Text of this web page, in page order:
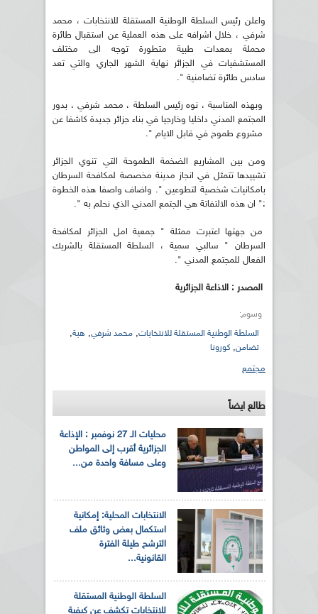
واعلن رئيس السلطة الوطنية المستقلة للانتخابات ، محمد
شرفي ، خلال اشرافه على هذه العملية عن استقبال طائرة
محملة بمعدات طبية متطورة توجه الى مختلف
المستشفيات في الجزائر نهاية الشهر الجاري والتي تعد
سادس طائرة تضامنية ".
وبهذه المناسبة ، نوه رئيس السلطة ، محمد شرفي ، بدور
المجتمع المدني داخليا وخارجيا في بناء جزائر جديدة كاشفا عن
مشروع طموح في قابل الايام ".
ومن بين المشاريع الضخمة الطموحة التي تنوي الجزائر
تشييدها تتمثل في انجاز مدينة مخصصة لمكافحة السرطان
بامكانيات شخصية لتطوعين ". واضاف واصفا هذه الخطوة
:" ان هذه الالتفاتة هي الجتمع المدني الذي نحلم به ".
من جهتها اعتبرت ممثلة " جمعية امل الجزائر لمكافحة
السرطان " سالبي سمية ، السلطة المستقلة بالشريك
الفعال للمجتمع المدني ".
المصدر : الاذاعة الجزائرية
وسوم:
السلطة الوطنية المستقلة للانتخابات, محمد شرفي, هبة,
تضامن, كورونا
مجتمع
طالع ايضاً
محليات الـ 27 نوفمبر : الإذاعة
الجزائرية أقرب إلى المواطن
وعلى مسافة واحدة من...
الانتخابات المحلية: إمكانية
استكمال بعض وثائق ملف
الترشح طيلة الفترة
القانونية...
السلطة الوطنية المستقلة
للانتخابات تكشف عن كيفية